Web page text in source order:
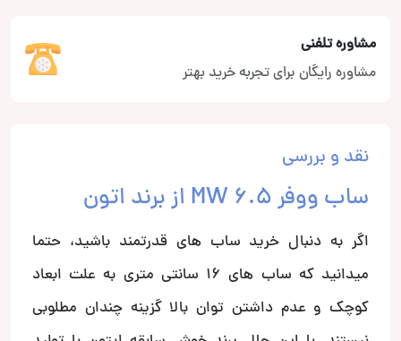
مشاوره تلفنی
مشاوره رایگان برای تجربه خرید بهتر
نقد و بررسی
ساب ووفر MW 6.5 از برند اتون
اگر به دنبال خرید ساب های قدرتمند باشید، حتما
میدانید که ساب های 16 سانتی متری به علت ابعاد
کوچک و عدم داشتن توان بالا گزینه چندان مطلوبی